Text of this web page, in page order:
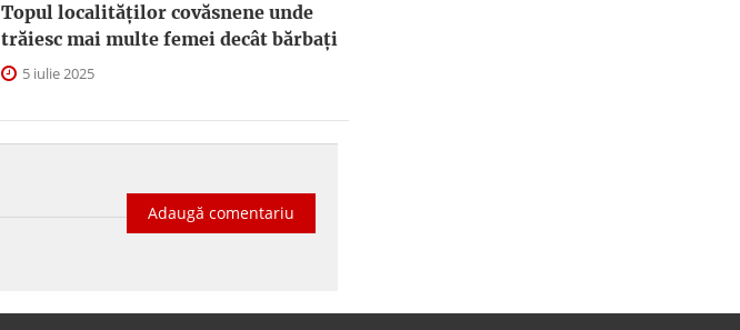
Topul localităților covăsnene unde
trăiesc mai multe femei decât bărbați
5 iulie 2025
Adaugă comentariu